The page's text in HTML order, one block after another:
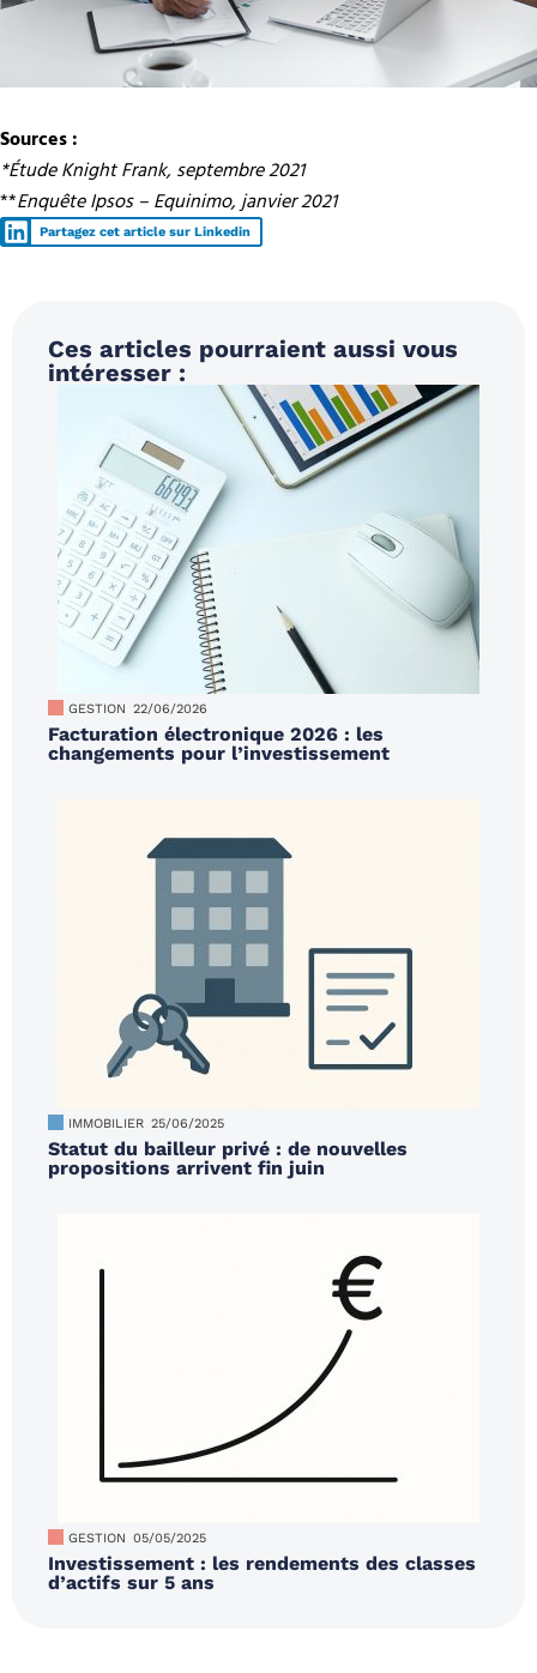
Sources :
*Étude Knight Frank, septembre 2021
**Enquête Ipsos – Equinimo, janvier 2021
Partagez cet article sur Linkedin
Ces articles pourraient aussi vous
intéresser :
GESTION 22/06/2026
Facturation électronique 2026 : les
changements pour l’investissement
IMMOBILIER 25/06/2025
Statut du bailleur privé : de nouvelles
propositions arrivent fin juin
GESTION 05/05/2025
Investissement : les rendements des classes
d’actifs sur 5 ans